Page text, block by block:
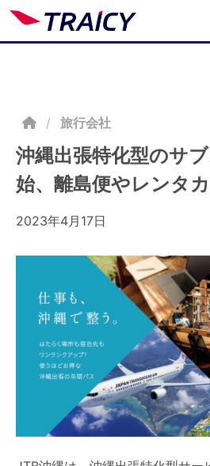
/ 旅行会社
沖縄出張特化型のサ
始、離島便やレンタ
2023年4月17日